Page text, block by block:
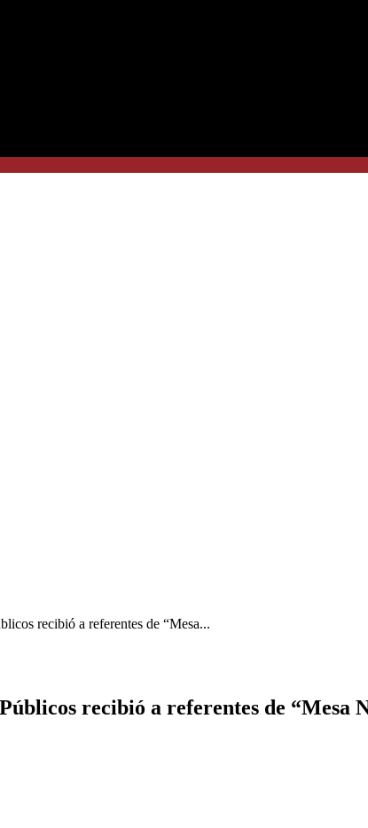
recibió a referentes de “Mesa...
recibió a referentes de “Mesa